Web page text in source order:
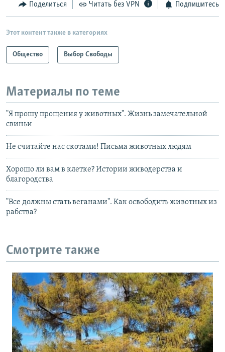
Поделиться Читать без VPN Подпишитесь
Этот контент также в категориях
Общество Выбор Свободы
Материалы по теме
"Я прошу прощения у животных". Жизнь замечательной
свиньи
Не считайте нас скотами! Письма животных людям
Хорошо ли вам в клетке? Истории живодерства и
благородства
"Все должны стать веганами". Как освободить животных из
рабства?
Смотрите также